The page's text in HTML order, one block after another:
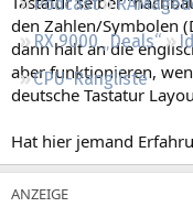
RX 9000 „Deals“
CPU-Rangliste
den Zahlen/Symbolen
dann halt an die
aber funktionieren,
deutsche Tastatur
Hat hier jemand